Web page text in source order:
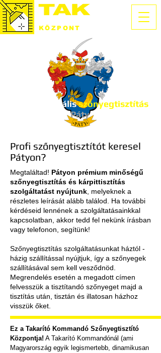
KÖZPONT
Professzionálisszőnyegtisztítás
Páty
Profi szőnyegtisztítót keresel
Pátyon?
Megtaláltad! Pátyon prémium minőségű
szőnyegtisztítás és kárpittisztítás
szolgáltatást nyújtunk , melyeknek a
részletes leírását alább találod. Ha további
kérdéseid lennének a szolgáltatásainkkal
kapcsolatban, akkor tedd fel nekünk írásban
vagy telefonon, segítünk!
Szőnyegtisztítás szolgáltatásunkat háztól -
házig szállítással nyújtjuk, így a szőnyegek
szállításával sem kell vesződnöd.
Megrendelés esetén a megadott címen
felvesszük a tisztítandó szőnyeget majd a
tisztítás után, tisztán és illatosan házhoz
visszük őket.
Ez a Takarító Kommandó Szőnyegtisztító
Központja! A Takarító Kommandónál (ami
Magyarország egyik legismertebb, dinamikusan